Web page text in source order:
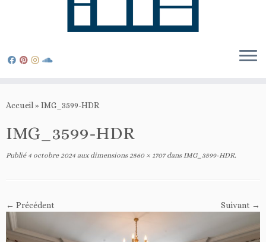
auAccueil » IMG_3599-HDR
IMG_3599-HDR
Publié 4 octobre 2024 aux dimensions2560 × 1707dansIMG_3599-HDR.
← Précédent Suivant →